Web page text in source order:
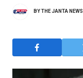
BYTHE JANTA NEWS